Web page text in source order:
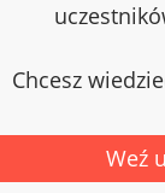
Chcesz
Weź